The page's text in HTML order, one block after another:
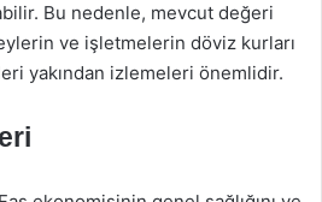
Bu nedenle, mevcut değeri
ve işletmelerin döviz kurları
yakından izlemeleri önemlidir.